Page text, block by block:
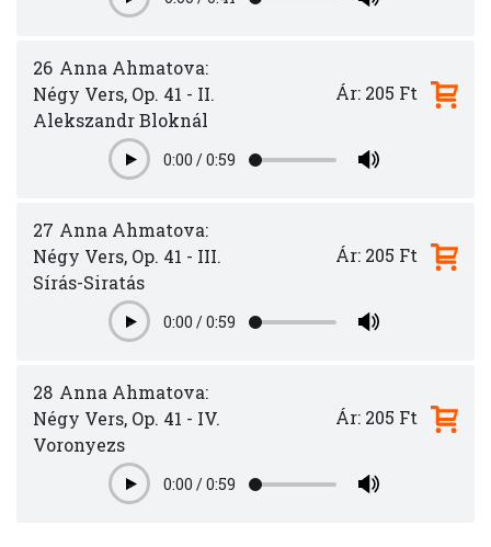
26 Anna Ahmatova:
Négy Vers, Op. 41 - II.
Alekszandr Bloknál
Play0:00 /0:59
Ár: 205 Ft
27 Anna Ahmatova:
Négy Vers, Op. 41 - III.
Sírás-Siratás
Play0:00 /0:59
Ár: 205 Ft
28 Anna Ahmatova:
Négy Vers, Op. 41 - IV.
Voronyezs
Play0:00 /0:59
Ár: 205 Ft